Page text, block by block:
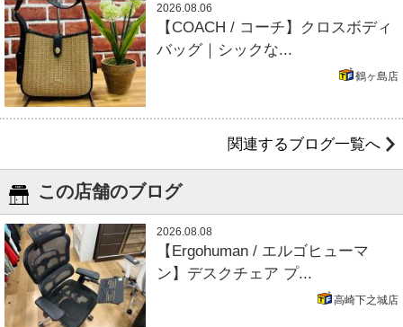
2026.08.06
【COACH / コーチ】クロスボディ
バッグ｜シックな...
鶴ヶ島店
関連するブログ一覧へ
この店舗のブログ
2026.08.08
【Ergohuman / エルゴヒューマ
ン】デスクチェア プ...
高崎下之城店